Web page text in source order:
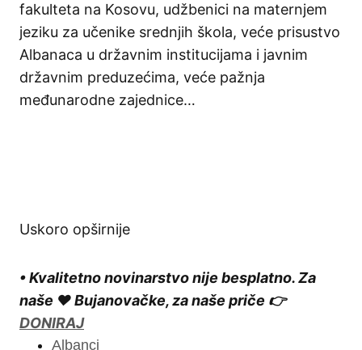
fakulteta na Kosovu, udžbenici na maternjem
jeziku za učenike srednjih škola, veće prisustvo
Albanaca u državnim institucijama i javnim
državnim preduzećima, veće pažnja
međunarodne zajednice…
Uskoro opširnije
• Kvalitetno novinarstvo nije besplatno. Za
naše ❤️ Bujanovačke, za naše priče 👉
DONIRAJ
Albanci